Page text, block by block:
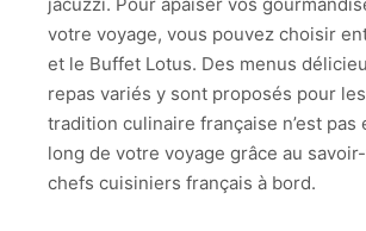
votre voyage, vous pouvez choisir
et le Buffet Lotus. Des menus
repas variés y sont proposés pour
tradition culinaire française n’est pas
long de votre voyage grâce au
chefs cuisiniers français à bord.